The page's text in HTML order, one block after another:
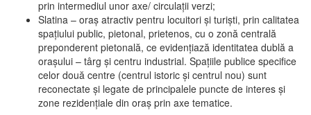
prin intermediul unor axe/ circulații verzi;
Slatina – oraş atractiv pentru locuitori şi turişti, prin calitatea
spaţiului public, pietonal, prietenos, cu o zonă centrală
preponderent pietonală, ce evidenţiază identitatea dublă a
oraşului – târg şi centru industrial. Spaţiile publice specifice
celor două centre (centrul istoric şi centrul nou) sunt
reconectate şi legate de principalele puncte de interes şi
zone rezidenţiale din oraş prin axe tematice.